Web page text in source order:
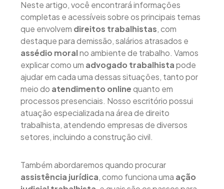
Neste artigo, você encontrará informações
completas e acessíveis sobre os principais temas
que envolvem direitos trabalhistas, com
destaque para demissão, salários atrasados e
assédio moralno ambiente de trabalho. Vamos
explicar como um advogado trabalhistapode
ajudar em cada uma dessas situações, tanto por
meio do atendimento onlinequanto em
processos presenciais. Nosso escritório possui
atuação especializada na área de direito
trabalhista, atendendo empresas de diversos
setores, incluindo a construção civil.
Também abordaremos quando procurar
assistência jurídica, como funciona uma ação